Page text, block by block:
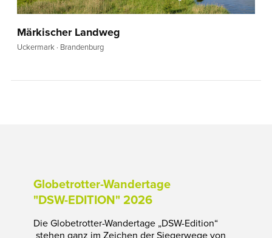
Märkischer Landweg
Uckermark · Brandenburg
Globetrotter-Wandertage
"DSW-EDITION" 2026
Die Globetrotter-Wandertage „DSW-Edition“
stehen ganz im Zeichen der Siegerwege von